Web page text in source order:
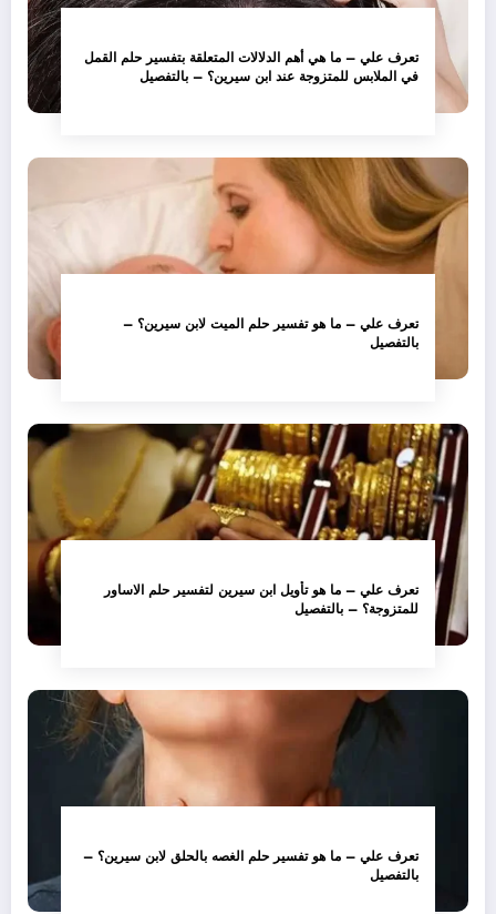
تعرف علي – ما هي أهم الدلالات المتعلقة بتفسير حلم القمل
في الملابس للمتزوجة عند ابن سيرين؟ – بالتفصيل
تعرف علي – ما هو تفسير حلم الميت لابن سيرين؟ –
بالتفصيل
تعرف علي – ما هو تأويل ابن سيرين لتفسير حلم الاساور
للمتزوجة؟ – بالتفصيل
تعرف علي – ما هو تفسير حلم الغصه بالحلق لابن سيرين؟ –
بالتفصيل